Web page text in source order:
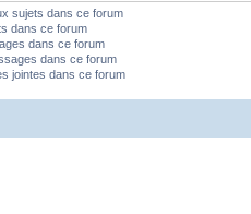
sujets dans ce forum
dans ce forum
dans ce forum
dans ce forum
jointes dans ce forum